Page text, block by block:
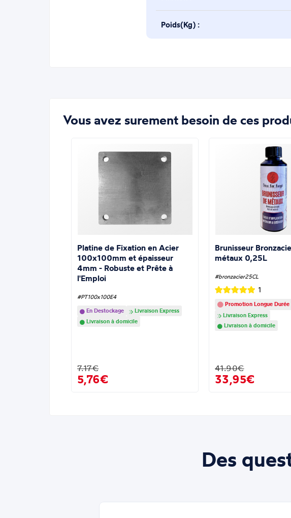
Poids(Kg) :
Vous avez surement besoin de ces
Platine de Fixation en Acier
100x100mm et épaisseur
4mm - Robuste et Prête à
l'Emploi
#PT100x100E4
En Destockage
Livraison Express
Livraison à domicile
7.17€
5,76€
Brunisseur
métaux 0,25L
#bronzacier25CL
1
Promotion Longue Durée
Livraison Express
Livraison à domicile
41.90€
33,95€
Des